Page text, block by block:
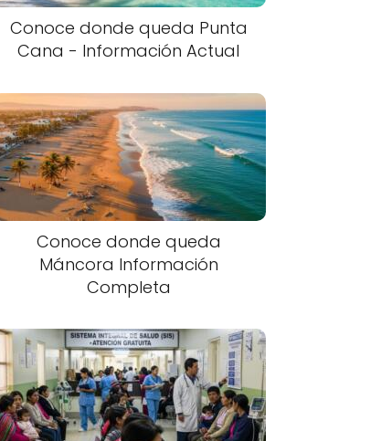
Conoce donde queda Punta
Cana - Información Actual
Conoce donde queda
Máncora Información
Completa